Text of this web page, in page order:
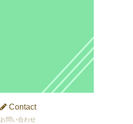
Contact
お問い合わせ